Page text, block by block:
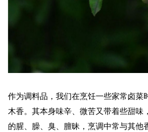
作为调料品，我们在烹饪一些家常卤菜
木香。其本身味辛、微苦又带着些甜味
的腥、臊、臭、膻昧，烹调中常与其他